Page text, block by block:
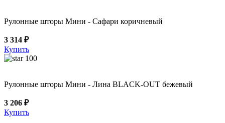
Рулонные шторы Мини - Сафари коричневый
3 314 ₽
Купить
100
Рулонные шторы Мини - Лина BLACK-OUT бежевый
3 206 ₽
Купить